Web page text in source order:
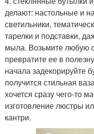
делают: настольные и
светильники,
тарелки и подставки,
мыла. Возьмите любую
превратите ее в
начала задекорируйте
получится стильная
хочется сразу чего-то
изготовление люстры
кантри.